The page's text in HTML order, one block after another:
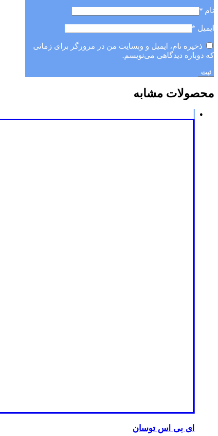
نام *
ایمیل *
ذخیره نام، ایمیل و وبسایت من در مرورگر برای زمانی
که دوباره دیدگاهی می‌نویسم.
محصولات مشابه
ای بی اس توسان